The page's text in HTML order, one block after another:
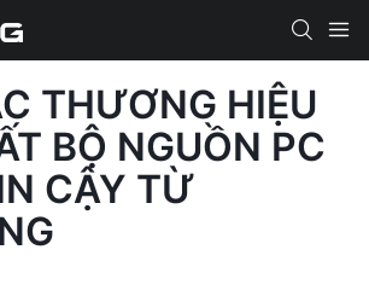
THƯƠNG HIỆU
BỘ NGUỒN PC
CẬY TỪ